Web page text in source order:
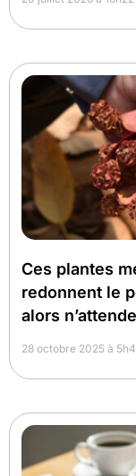
Ces plantes
redonnent le
alors
28 octobre 2025 à